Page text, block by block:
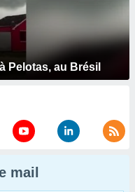
Pelotas, au Brésil
mail